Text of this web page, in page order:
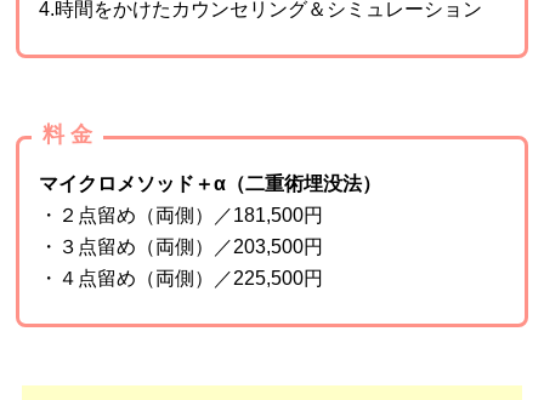
4.時間をかけたカウンセリング＆シミュレーション
料 金
マイクロメソッド＋α（二重術埋没法）
・２点留め（両側）／181,500円
・３点留め（両側）／203,500円
・４点留め（両側）／225,500円